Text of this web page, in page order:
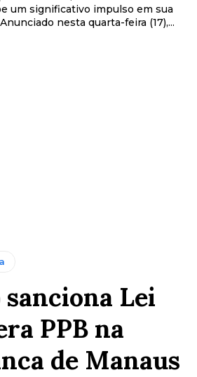
um significativo impulso em sua
nesta quarta-feira (17),...
Lei
PPB na
de Manaus